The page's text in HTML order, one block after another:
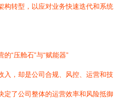
构转型，以应对业务快速迭代和系统
“压舱石”与“赋能器”
入，却是公司合规、风控、运营和技
定了公司整体的运营效率和风险抵御